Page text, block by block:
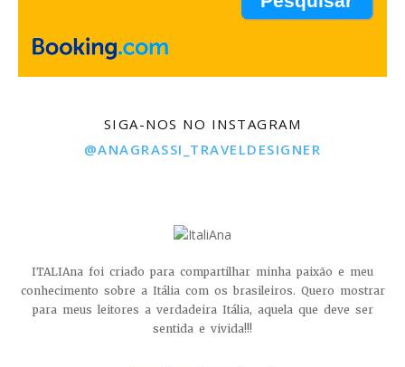
SIGA-NOS NO INSTAGRAM
@ANAGRASSI_TRAVELDESIGNER
ITALIAna foi criado para compartilhar minha paixão e meu
conhecimento sobre a Itália com os brasileiros. Quero mostrar
para meus leitores a verdadeira Itália, aquela que deve ser
sentida e vivida!!!